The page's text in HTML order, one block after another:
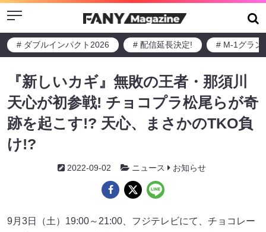
Menu
# ダブルインパクト2026 # 配信延長決定! # M-1グラン
『新しいカギ』無敗の王者・那須川
天心が初参戦! チョコプラ松尾らが奇
跡を起こす!? 天心、まさかのTKO負
け!?
2022-09-02 ニュース お知らせ
9月3日（土）19:00～21:00、フジテレビにて、チョコレー